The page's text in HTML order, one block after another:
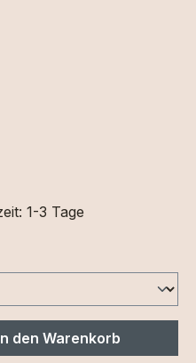
1-3 Tage
den
den Warenkorb